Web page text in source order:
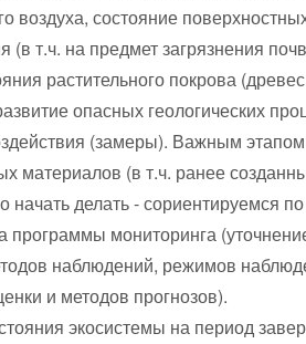
воздуха, состояние
(в т.ч. на предмет загрязнения
растительного покрова
опасных геологических
(замеры). Важным
материалов (в т.ч. ранее
начать делать - сориентируемся
программы мониторинга
наблюдений, режимов
и методов прогнозов).
экосистемы на период